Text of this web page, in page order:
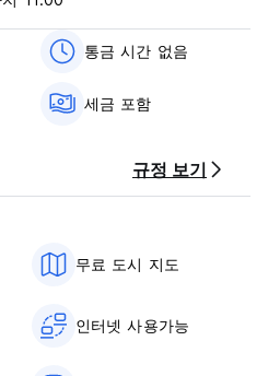
입니다. 방문객들은 스톤 서클,
망대에 감탄합니다. 훌륭한 낚시,
트레킹, 매사냥 등은 모두
에 있습니다. 콰이어트 맨 박물관
Tours)는 고전 존 웨인(John
니다. 웨스트포트(Westport)와 골
관심 분야가 무엇이든 콩에서는
역 카페와 레스토랑 할인 쿠폰도
Park도 Lakeland House
통금 시간 없음
세금 포함
규정 보기
무료 도시 지도
인터넷 사용가능